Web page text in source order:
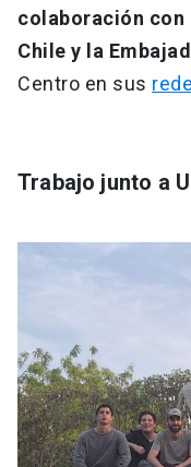
colaboración con
Chile y la
Centro en sus
Trabajo junto a